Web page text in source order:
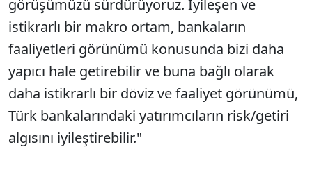
görüşümüzü sürdürüyoruz. İyileşen ve
istikrarlı bir makro ortam, bankaların
faaliyetleri görünümü konusunda bizi daha
yapıcı hale getirebilir ve buna bağlı olarak
daha istikrarlı bir döviz ve faaliyet görünümü,
Türk bankalarındaki yatırımcıların risk/getiri
algısını iyileştirebilir."